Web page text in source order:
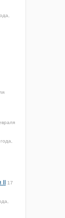
17